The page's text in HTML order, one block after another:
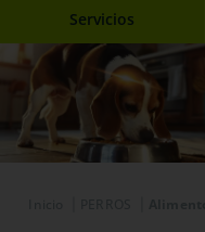
2.
hills
3
nexgard
4
royal canin
Servicios